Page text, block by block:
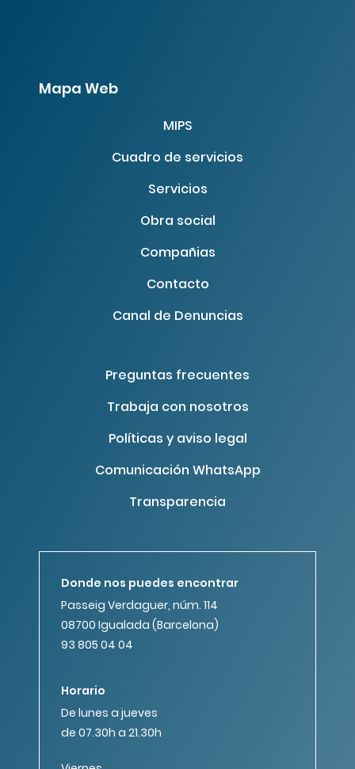
Mapa Web
MIPS
Cuadro de servicios
Servicios
Obra social
Compañias
Contacto
Canal de Denuncias
Preguntas frecuentes
Trabaja con nosotros
Políticas y aviso legal
Comunicación WhatsApp
Transparencia
Donde nos puedes encontrar
Passeig Verdaguer, núm. 114
08700 Igualada (Barcelona)
93 805 04 04
Horario
De lunes a jueves
de 07.30h a 21.30h